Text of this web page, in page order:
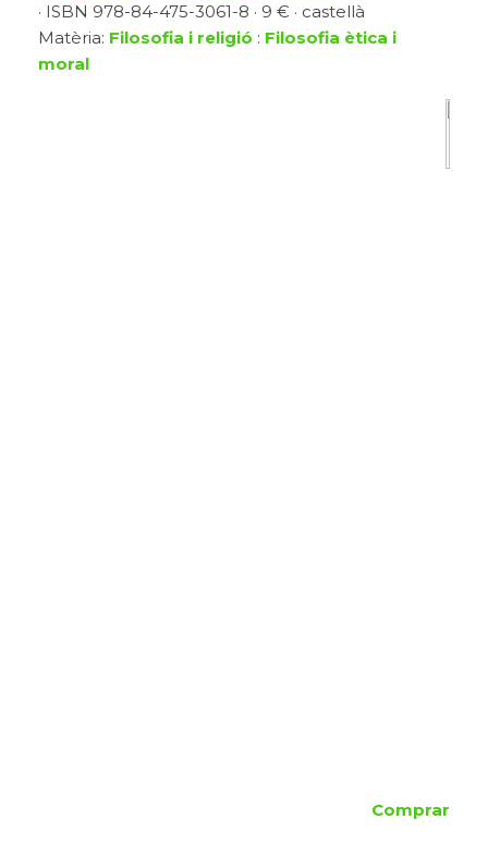
· ISBN 978-84-475-3061-8 · 9 € · castellà
Matèria: Filosofia i religió : Filosofia ètica i
moral
Comprar